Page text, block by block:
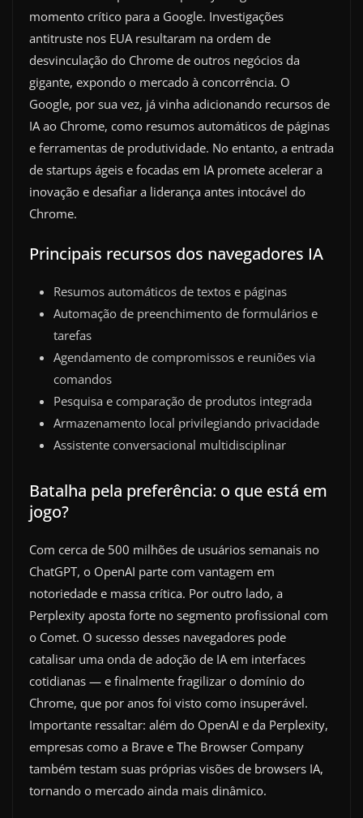
momento crítico para a Google. Investigações
antitruste nos EUA resultaram na ordem de
desvinculação do Chrome de outros negócios da
gigante, expondo o mercado à concorrência. O
Google, por sua vez, já vinha adicionando recursos de
IA ao Chrome, como resumos automáticos de páginas
e ferramentas de produtividade. No entanto, a entrada
de startups ágeis e focadas em IA promete acelerar a
inovação e desafiar a liderança antes intocável do
Chrome.
Principais recursos dos navegadores IA
Resumos automáticos de textos e páginas
Automação de preenchimento de formulários e
tarefas
Agendamento de compromissos e reuniões via
comandos
Pesquisa e comparação de produtos integrada
Armazenamento local privilegiando privacidade
Assistente conversacional multidisciplinar
Batalha pela preferência: o que está em
jogo?
Com cerca de 500 milhões de usuários semanais no
ChatGPT, o OpenAI parte com vantagem em
notoriedade e massa crítica. Por outro lado, a
Perplexity aposta forte no segmento profissional com
o Comet. O sucesso desses navegadores pode
catalisar uma onda de adoção de IA em interfaces
cotidianas — e finalmente fragilizar o domínio do
Chrome, que por anos foi visto como insuperável.
Importante ressaltar: além do OpenAI e da Perplexity,
empresas como a Brave e The Browser Company
também testam suas próprias visões de browsers IA,
tornando o mercado ainda mais dinâmico.